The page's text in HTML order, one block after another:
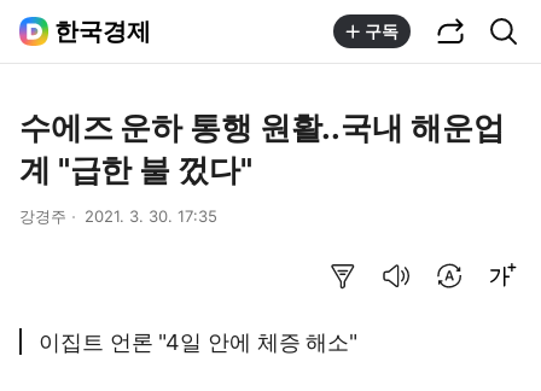
한국경제 구독
수에즈 운하 통행 원활..국내 해운업
계 "급한 불 껐다"
강경주 2021. 3. 30. 17:35
이집트 언론 "4일 안에 체증 해소"